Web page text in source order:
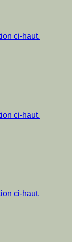
ci-haut.
ci-haut.
ci-haut.